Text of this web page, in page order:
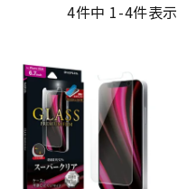
4件中 1-4件表示